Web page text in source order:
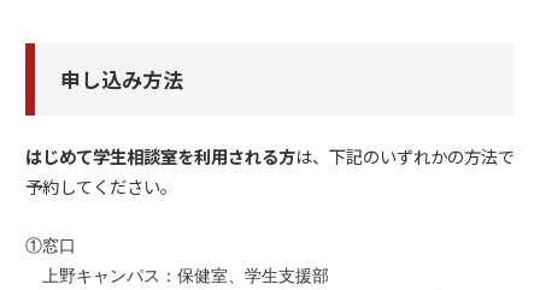
申し込み方法
はじめて学生相談室を利用される方は、下記のいずれかの方法で
予約してください。
①窓口
上野キャンパス：保健室、学生支援部